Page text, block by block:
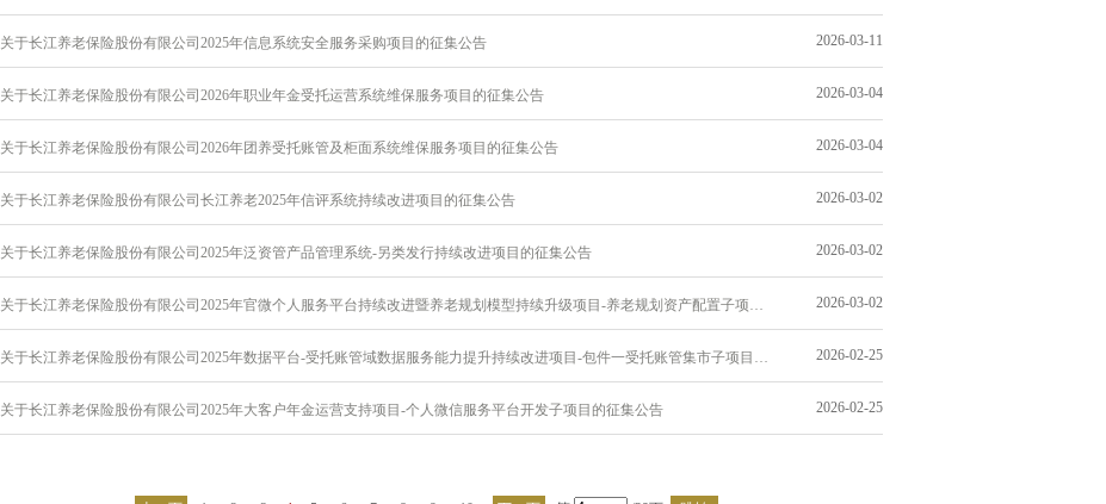
关于长江养老保险股份有限公司2025年信息系统安全服务采购项目的征集公告 2026-03-11
关于长江养老保险股份有限公司2026年职业年金受托运营系统维保服务项目的征集公告 2026-03-04
关于长江养老保险股份有限公司2026年团养受托账管及柜面系统维保服务项目的征集公告 2026-03-04
关于长江养老保险股份有限公司长江养老2025年信评系统持续改进项目的征集公告 2026-03-02
关于长江养老保险股份有限公司2025年泛资管产品管理系统-另类发行持续改进项目的征集公告 2026-03-02
关于长江养老保险股份有限公司2025年官微个人服务平台持续改进暨养老规划模型持续升级项目-养老规划资产配置子项目的征集公告 2026-03-02
关于长江养老保险股份有限公司2025年数据平台-受托账管域数据服务能力提升持续改进项目-包件一受托账管集市子项目的征集公告 2026-02-25
关于长江养老保险股份有限公司2025年大客户年金运营支持项目-个人微信服务平台开发子项目的征集公告 2026-02-25